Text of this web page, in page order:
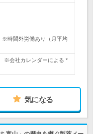
※時間外労働あり（月平均
※会社カレンダーによる *
気になる